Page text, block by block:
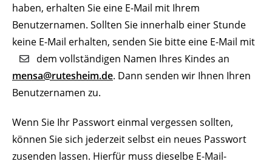
haben, erhalten Sie eine E-Mail mit Ihrem
Benutzernamen. Sollten Sie innerhalb einer Stunde
keine E-Mail erhalten, senden Sie bitte eine E-Mail mit
dem vollständigen Namen Ihres Kindes an
mensa@rutesheim.de. Dann senden wir Ihnen Ihren
Benutzernamen zu.
Wenn Sie Ihr Passwort einmal vergessen sollten,
können Sie sich jederzeit selbst ein neues Passwort
zusenden lassen. Hierfür muss dieselbe E-Mail-